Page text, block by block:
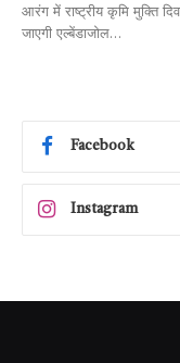
आरंग में राष्ट्रीय कृमि मुक्ति
जाएगी एल्बेंडाजोल…
Facebook
Instagram